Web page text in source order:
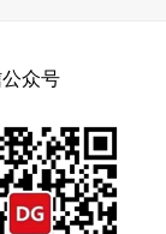
众号